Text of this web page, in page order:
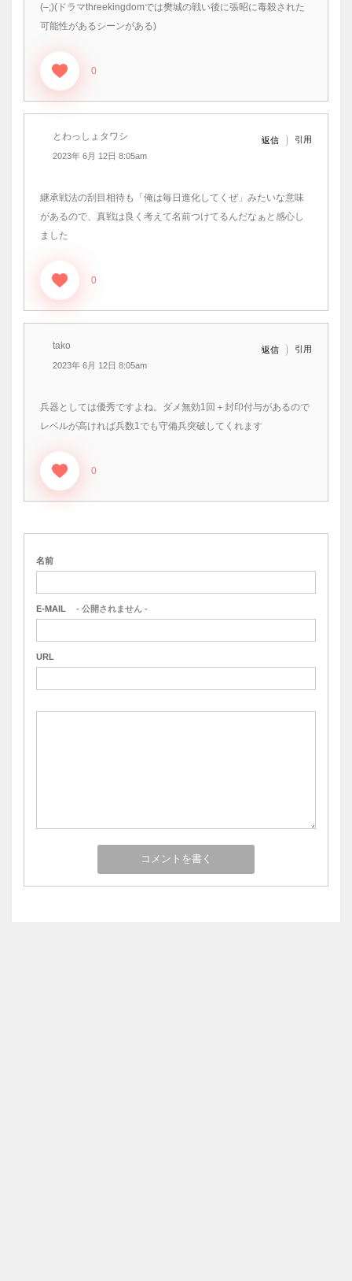
(–;)(ドラマthreekingdomでは樊城の戦い後に張昭に毒殺された
可能性があるシーンがある)
0
とわっしょタワシ
2023年 6月 12日 8:05am
返信 引用
継承戦法の刮目相待も「俺は毎日進化してくぜ」みたいな意味
があるので、真戦は良く考えて名前つけてるんだなぁと感心し
ました
0
tako
2023年 6月 12日 8:05am
返信 引用
兵器としては優秀ですよね。ダメ無効1回＋封印付与があるので
レベルが高ければ兵数1でも守備兵突破してくれます
0
名前
E-MAIL - 公開されません -
URL